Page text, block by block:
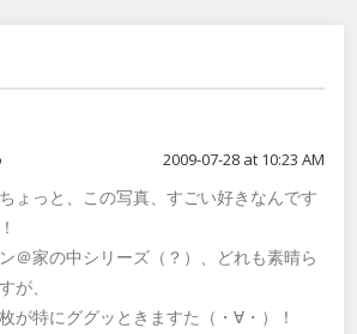
2009-07-28 at 10:23 AM
ょっと、この写真、すごい好きなんです
＠家の中シリーズ（？）、どれも素晴ら
が、
が特にググッときますた（・∀・）！